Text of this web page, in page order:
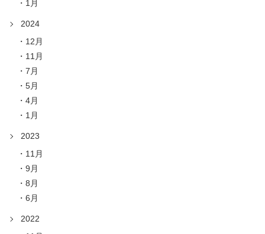
1月
2024
12月
11月
7月
5月
4月
1月
2023
11月
9月
8月
6月
2022